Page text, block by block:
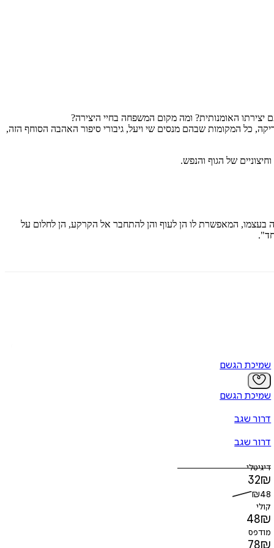
יצירתו האומנותית? ומה מקום המשפחה בחיי היצירה?
כל המקומות שבהם מנסים שי ויעל, גיבורי סיפור האהבה הסוחף הזה,
בעצמו, המאפשרת לו הן לעוף והן להתחבר אל הקרקע, הן לחלום על
שמיכת הגשם
שמיכת הגשם
דרור שגב
דרור שגב
דיגיטלי
32₪
₪48
קולי
48₪
מודפס